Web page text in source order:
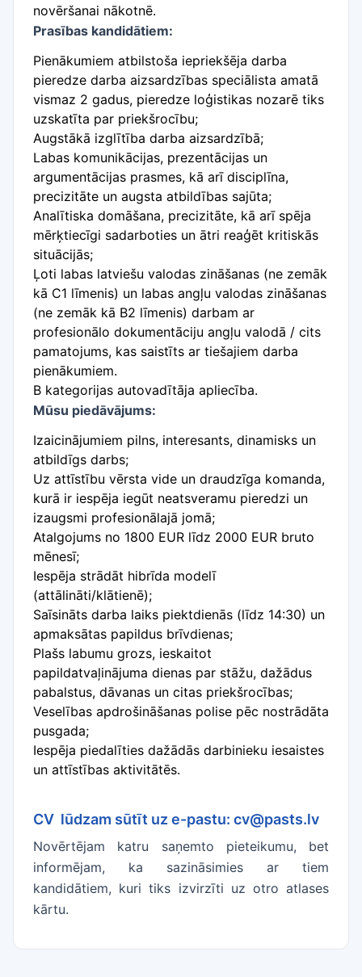
novēršanai nākotnē.
Prasības kandidātiem:
Pienākumiem atbilstoša iepriekšēja darba
pieredze darba aizsardzības speciālista amatā
vismaz 2 gadus, pieredze loģistikas nozarē tiks
uzskatīta par priekšrocību;
Augstākā izglītība darba aizsardzībā;
Labas komunikācijas, prezentācijas un
argumentācijas prasmes, kā arī disciplīna,
precizitāte un augsta atbildības sajūta;
Analītiska domāšana, precizitāte, kā arī spēja
mērķtiecīgi sadarboties un ātri reaģēt kritiskās
situācijās;
Ļoti labas latviešu valodas zināšanas (ne zemāk
kā C1 līmenis) un labas angļu valodas zināšanas
(ne zemāk kā B2 līmenis) darbam ar
profesionālo dokumentāciju angļu valodā / cits
pamatojums, kas saistīts ar tiešajiem darba
pienākumiem.
B kategorijas autovadītāja apliecība.
Mūsu piedāvājums:
Izaicinājumiem pilns, interesants, dinamisks un
atbildīgs darbs;
Uz attīstību vērsta vide un draudzīga komanda,
kurā ir iespēja iegūt neatsveramu pieredzi un
izaugsmi profesionālajā jomā;
Atalgojums no 1800 EUR līdz 2000 EUR bruto
mēnesī;
Iespēja strādāt hibrīda modelī
(attālināti/klātienē);
Saīsināts darba laiks piektdienās (līdz 14:30) un
apmaksātas papildus brīvdienas;
Plašs labumu grozs, ieskaitot
papildatvaļinājuma dienas par stāžu, dažādus
pabalstus, dāvanas un citas priekšrocības;
Veselības apdrošināšanas polise pēc nostrādāta
pusgada;
Iespēja piedalīties dažādās darbinieku iesaistes
un attīstības aktivitātēs.
CV lūdzam sūtīt uz e-pastu: cv@pasts.lv
Novērtējam katru saņemto pieteikumu, bet
informējam, ka sazināsimies ar tiem
kandidātiem, kuri tiks izvirzīti uz otro atlases
kārtu.